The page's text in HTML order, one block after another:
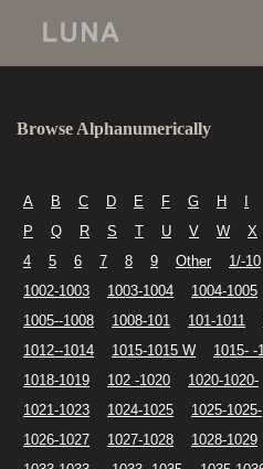
Browse Alphanumerically
A B C D E F G H
P
Q R S T U V W X
4
5 6 7 8 9 Other 1/-10
1002-1003
1003-1004 1004-1005
1005--1008
1008-101 101-1011
1012--1014
1015-1015 W 1015- -
1018-1019
102 -1020 1020-1020-
1021-1023
1024-1025 1025-1025-
1026-1027
1027-1028 1028-1029